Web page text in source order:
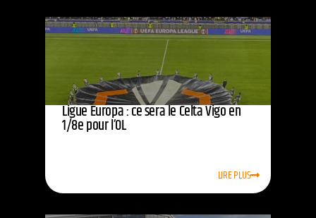
Ligue Europa : ce sera le Celta Vigo en
1/8e pour l’OL
LIRE PLUS